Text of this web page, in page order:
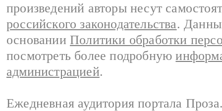
произведений авторы несут
российского законодательства.
основании Политики обработки
посмотреть более подробную
администрацией.
Ежедневная аудитория портала